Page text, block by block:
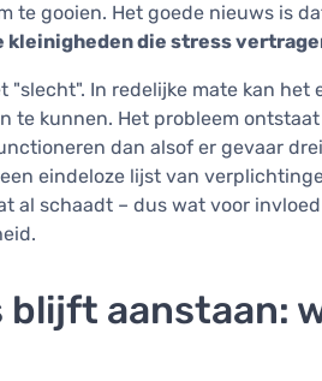
te gooien. Het goede nieuws is
kleinigheden die stress
"slecht". In redelijke mate kan
te kunnen. Het probleem
dan alsof er gevaar
eindeloze lijst van
al schaadt – dus wat voor
blijft aanstaan: